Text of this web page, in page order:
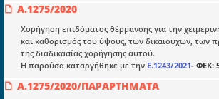
Α.1275/2020
Χορήγηση επιδόματος θέρμανσης για την
και καθορισμός του ύψους, των δικαιούχων, των
της διαδικασίας χορήγησης αυτού.
Η παρούσα καταργήθηκε με την Ε.1243/2021- ΦΕΚ:
Α.1275/2020/ΠΑΡΑΡΤΗΜΑΤΑ
Μια πολυετής εθελοντική προσπάθεια που
μετατράπηκε σε επιχειρηματική οντότητα και
στην διάδοση της γνώσης.